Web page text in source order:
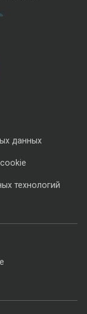
данных
технологий